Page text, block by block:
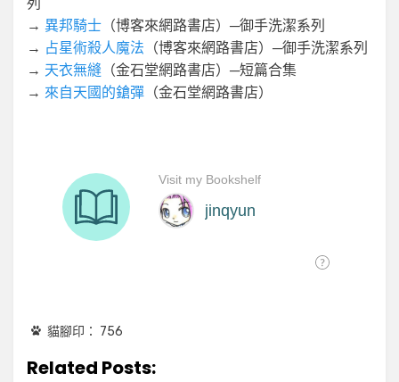
→ 異邦騎士 （博客來網路書店）─御手洗潔系列
→ 占星術殺人魔法 （博客來網路書店）─御手洗潔系列
→ 天衣無縫 （金石堂網路書店）─短篇合集
→ 來自天國的鎗彈 （金石堂網路書店）
貓腳印： 756
Related Posts: